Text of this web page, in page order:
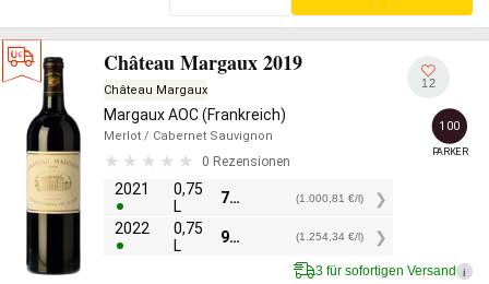
Château Margaux 2019
Château Margaux
Margaux AOC (Frankreich)
Merlot / Cabernet Sauvignon
0 Rezensionen
2021
0,75
L
750,60 (1.000,81 €/l)
2022
0,75
L
940,75 (1.254,34 €/l)
12
100
PARKER
3 für sofortigen Versand i